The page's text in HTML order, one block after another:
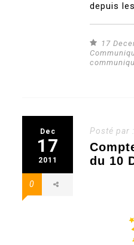
depuis
17
Dec
17
2011
0
Posté par :
du 10